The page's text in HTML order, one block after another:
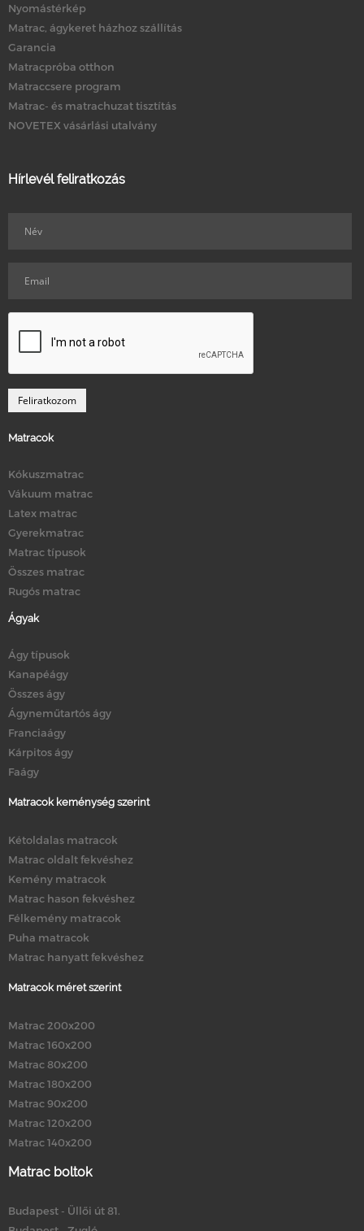
Nyomástérkép
Matrac, ágykeret házhoz szállítás
Garancia
Matracpróba otthon
Matraccsere program
Matrac- és matrachuzat tisztítás
NOVETEX vásárlási utalvány
Hírlevél feliratkozás
Matracok
Kókuszmatrac
Vákuum matrac
Latex matrac
Gyerekmatrac
Matrac típusok
Összes matrac
Rugós matrac
Ágyak
Ágy típusok
Kanapéágy
Összes ágy
Ágyneműtartós ágy
Franciaágy
Kárpitos ágy
Faágy
Matracok keménység szerint
Kétoldalas matracok
Matrac oldalt fekvéshez
Kemény matracok
Matrac hason fekvéshez
Félkemény matracok
Puha matracok
Matrac hanyatt fekvéshez
Matracok méret szerint
Matrac 200x200
Matrac 160x200
Matrac 80x200
Matrac 180x200
Matrac 90x200
Matrac 120x200
Matrac 140x200
Matrac boltok
Budapest - Üllői út 81.